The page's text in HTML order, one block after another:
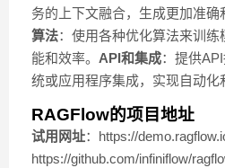
务的上下文融合，生成更加准确
算法：使用各种优化算法来训
能和效率。 API和集成：提供
统或应用程序集成，实现自动化
RAGFlow的项目地址
试用网址：https://
https://github.com/infiniflow/